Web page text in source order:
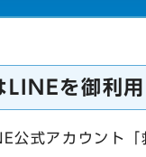
を御利用
式アカウント「